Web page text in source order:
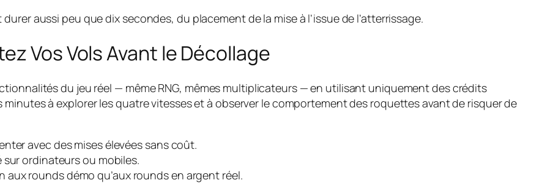
aussi peu que dix secondes, du placement de la mise à l’issue de l’atterrissage.
Vos Vols Avant le Décollage
du jeu réel — même RNG, mêmes multiplicateurs — en utilisant uniquement des crédits
à explorer les quatre vitesses et à observer le comportement des roquettes avant de risquer de
avec des mises élevées sans coût.
ordinateurs ou mobiles.
aux rounds démo qu’aux rounds en argent réel.